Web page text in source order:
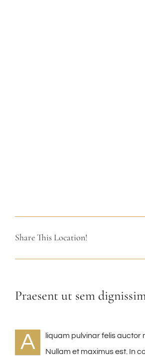
Share This Location!
Praesent ut sem
A
liquam pulvinar felis auctor
Nullam et maximus est. In